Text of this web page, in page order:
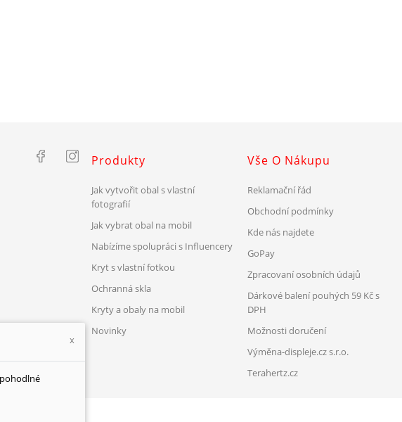
Produkty
Jak vytvořit obal s vlastní
fotografií
Jak vybrat obal na mobil
Nabízíme spolupráci s Influencery
Kryt s vlastní fotkou
Ochranná skla
Kryty a obaly na mobil
Novinky
Vše O Nákupu
Reklamační řád
Obchodní podmínky
Kde nás najdete
GoPay
Zpracovaní osobních údajů
Dárkové balení pouhých 59 Kč s
DPH
Možnosti doručení
Výměna-displeje.cz s.r.o.
Terahertz.cz
x